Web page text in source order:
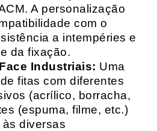
A personalização
com o
a intempéries e
da fixação.
Industriais: Uma
fitas com diferentes
(acrílico, borracha,
(espuma, filme, etc.)
diversas